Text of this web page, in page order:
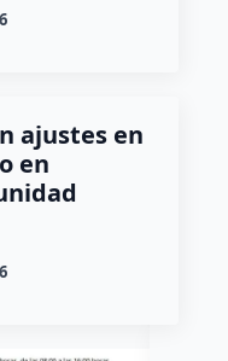
ajustes en
en